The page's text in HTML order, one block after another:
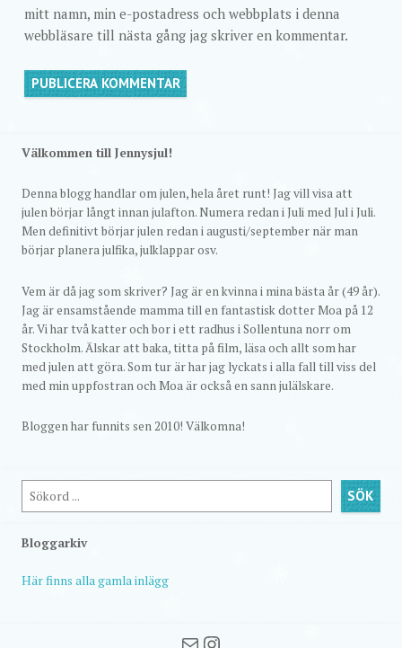
mitt namn, min e-postadress och webbplats i denna
webbläsare till nästa gång jag skriver en kommentar.
Välkommen till Jennysjul!
Denna blogg handlar om julen, hela året runt! Jag vill visa att
julen börjar långt innan julafton. Numera redan i Juli med Jul i Juli.
Men definitivt börjar julen redan i augusti/september när man
börjar planera julfika, julklappar osv.
Vem är då jag som skriver? Jag är en kvinna i mina bästa år (49 år).
Jag är ensamstående mamma till en fantastisk dotter Moa på 12
år. Vi har två katter och bor i ett radhus i Sollentuna norr om
Stockholm. Älskar att baka, titta på film, läsa och allt som har
med julen att göra. Som tur är har jag lyckats i alla fall till viss del
med min uppfostran och Moa är också en sann julälskare.
Bloggen har funnits sen 2010! Välkomna!
Sök SÖK
Bloggarkiv
Här finns alla gamla inlägg